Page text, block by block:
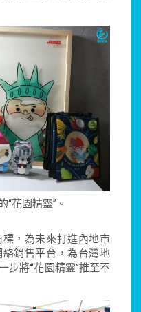
花園精靈”。
，為未來打進內地市
銷售平台，為台灣地
步將“花園精靈”推至不